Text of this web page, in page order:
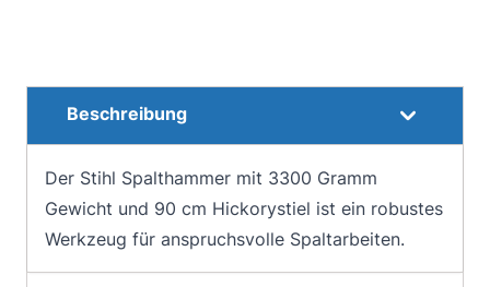
Beschreibung
Der Stihl Spalthammer mit 3300 Gramm
Gewicht und 90 cm Hickorystiel ist ein robustes
Werkzeug für anspruchsvolle Spaltarbeiten.